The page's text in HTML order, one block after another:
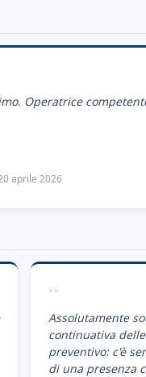
Operatrice
aprile 2026
“
Assolutamente
continuativa
preventivo: c'è
di una presenza